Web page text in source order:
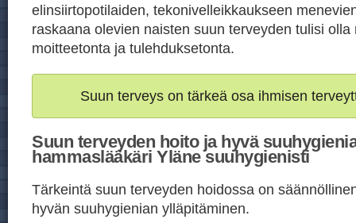
elinsiirtopotilaiden, tekonivelleikkaukseen
raskaana olevien naisten suun terveyden tulisi olla
moitteetonta ja tulehduksetonta.
Suun terveys on tärkeä osa ihmisen
Suun terveyden hoito ja hyvä
hammaslääkäri Yläne suuhygienisti
Tärkeintä suun terveyden hoidossa on
hyvän suuhygienian ylläpitäminen.